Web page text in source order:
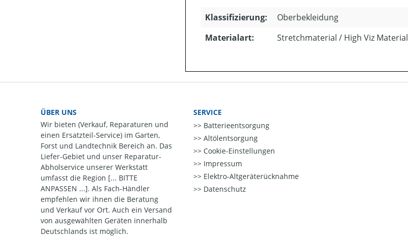
Klassifizierung:
Oberbekleidung
Materialart:
Stretchmaterial / High Viz Material
ÜBER UNS
Wir bieten (Verkauf, Reparaturen und
einen Ersatzteil-Service) im Garten,
Forst und Landtechnik Bereich an. Das
Liefer-Gebiet und unser Reparatur-
Abholservice unserer Werkstatt
umfasst die Region [... BITTE
ANPASSEN ...]. Als Fach-Händler
empfehlen wir ihnen die Beratung
und Verkauf vor Ort. Auch ein Versand
von ausgewählten Geräten innerhalb
Deutschlands ist möglich.
SERVICE
Batterieentsorgung
Altölentsorgung
Cookie-Einstellungen
Impressum
Elektro-Altgeräterücknahme
Datenschutz